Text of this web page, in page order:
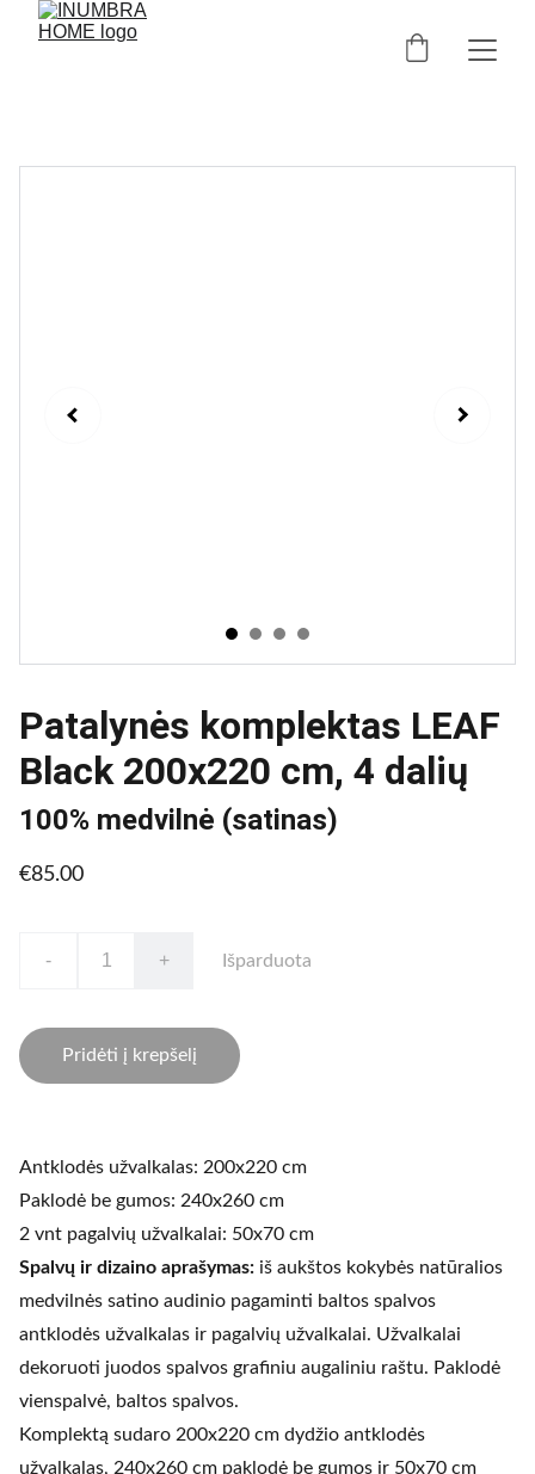
Patalynės komplektas LEAF
Black 200x220 cm, 4 dalių
100% medvilnė (satinas)
€85.00
- + Išparduota
Pridėti į krepšelį
Antklodės užvalkalas: 200x220 cm
Paklodė be gumos: 240x260 cm
2 vnt pagalvių užvalkalai: 50x70 cm
Spalvų ir dizaino aprašymas: iš aukštos kokybės natūralios
medvilnės satino audinio pagaminti baltos spalvos
antklodės užvalkalas ir pagalvių užvalkalai. Užvalkalai
dekoruoti juodos spalvos grafiniu augaliniu raštu. Paklodė
vienspalvė, baltos spalvos.
Komplektą sudaro 200x220 cm dydžio antklodės
užvalkalas, 240x260 cm paklodė be gumos ir 50x70 cm